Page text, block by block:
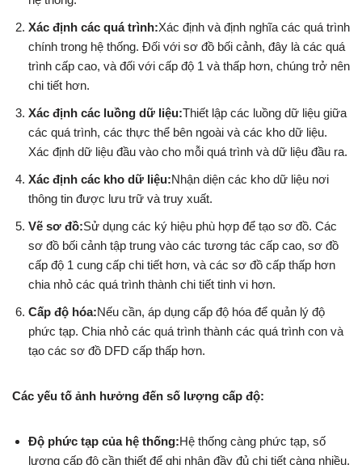
Xác định các quá trình:Xác định và định nghĩa các quá trình
chính trong hệ thống. Đối với sơ đồ bối cảnh, đây là các quá
trình cấp cao, và đối với cấp độ 1 và thấp hơn, chúng trở nên
chi tiết hơn.
Xác định các luồng dữ liệu:Thiết lập các luồng dữ liệu giữa
các quá trình, các thực thể bên ngoài và các kho dữ liệu.
Xác định dữ liệu đầu vào cho mỗi quá trình và dữ liệu đầu ra.
Xác định các kho dữ liệu:Nhận diện các kho dữ liệu nơi
thông tin được lưu trữ và truy xuất.
Vẽ sơ đồ:Sử dụng các ký hiệu phù hợp để tạo sơ đồ. Các
sơ đồ bối cảnh tập trung vào các tương tác cấp cao, sơ đồ
cấp độ 1 cung cấp chi tiết hơn, và các sơ đồ cấp thấp hơn
chia nhỏ các quá trình thành chi tiết tinh vi hơn.
Cấp độ hóa:Nếu cần, áp dụng cấp độ hóa để quản lý độ
phức tạp. Chia nhỏ các quá trình thành các quá trình con và
tạo các sơ đồ DFD cấp thấp hơn.
Các yếu tố ảnh hưởng đến số lượng cấp độ:
Độ phức tạp của hệ thống:Hệ thống càng phức tạp, số
lượng cấp độ cần thiết để ghi nhận đầy đủ chi tiết càng nhiều.